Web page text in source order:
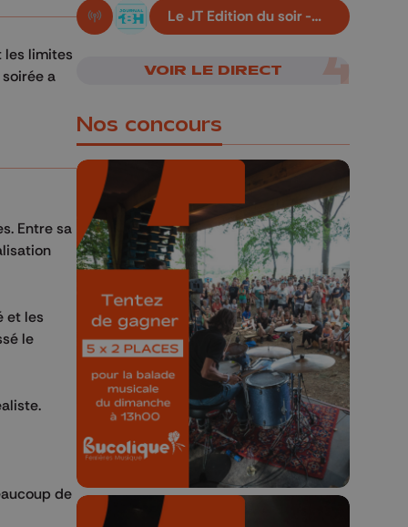
les limites
a
Entre sa
et les
le
de
En live!
Le JT Edition du soir -
06/08/2026
VOIR LE DIRECT
Nos concours
🎁 Gagnez 5x2
places pour le
Bucolique Ferrières
Festival 🌿🎶
Concours valable jusqu'au 9 août,
23h59.